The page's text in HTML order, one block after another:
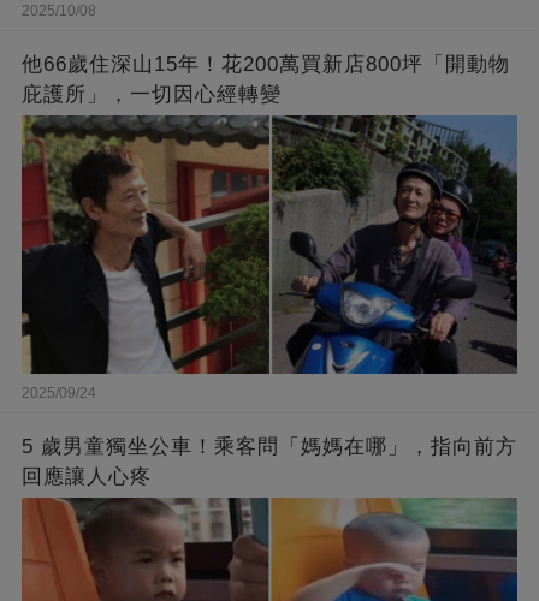
2025/10/08
他66歲住深山15年！花200萬買新店800坪「開動物
庇護所」，一切因心經轉變
2025/09/24
5 歲男童獨坐公車！乘客問「媽媽在哪」，指向前方
回應讓人心疼